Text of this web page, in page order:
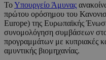
ΤοΥπουργείο Άμυνας
πρώτου ορόσημου του
Europe) της Ευρωπαϊκής
συνομολόγηση συμβάσεων στο
προγραμμάτων με κυπριακές
αμυντικής βιομηχανίας.